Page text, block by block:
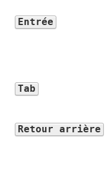
Entrée
Tab
Retour arrière